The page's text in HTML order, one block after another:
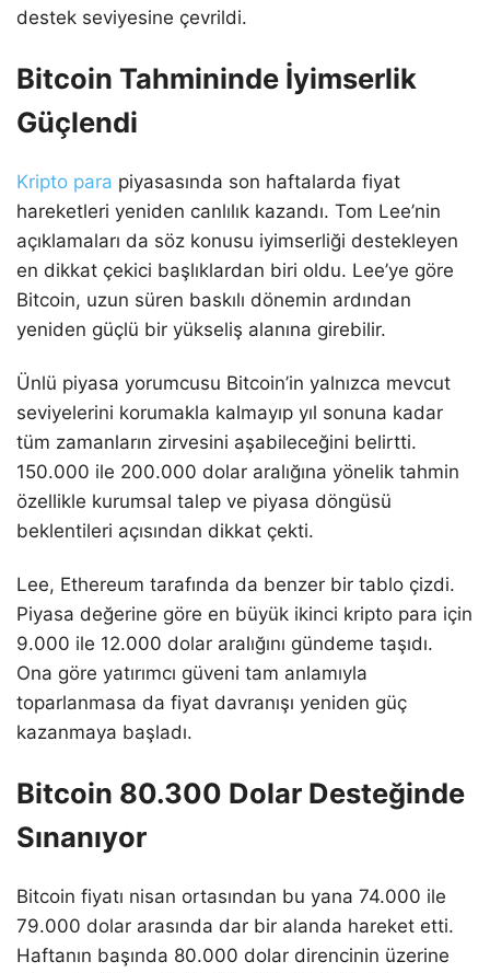
destek seviyesine çevrildi.
Bitcoin Tahmininde İyimserlik
Güçlendi
Kripto para piyasasında son haftalarda fiyat
hareketleri yeniden canlılık kazandı. Tom Lee’nin
açıklamaları da söz konusu iyimserliği destekleyen
en dikkat çekici başlıklardan biri oldu. Lee’ye göre
Bitcoin, uzun süren baskılı dönemin ardından
yeniden güçlü bir yükseliş alanına girebilir.
Ünlü piyasa yorumcusu Bitcoin’in yalnızca mevcut
seviyelerini korumakla kalmayıp yıl sonuna kadar
tüm zamanların zirvesini aşabileceğini belirtti.
150.000 ile 200.000 dolar aralığına yönelik tahmin
özellikle kurumsal talep ve piyasa döngüsü
beklentileri açısından dikkat çekti.
Lee, Ethereum tarafında da benzer bir tablo çizdi.
Piyasa değerine göre en büyük ikinci kripto para için
9.000 ile 12.000 dolar aralığını gündeme taşıdı.
Ona göre yatırımcı güveni tam anlamıyla
toparlanmasa da fiyat davranışı yeniden güç
kazanmaya başladı.
Bitcoin 80.300 Dolar Desteğinde
Sınanıyor
Bitcoin fiyatı nisan ortasından bu yana 74.000 ile
79.000 dolar arasında dar bir alanda hareket etti.
Haftanın başında 80.000 dolar direncinin üzerine